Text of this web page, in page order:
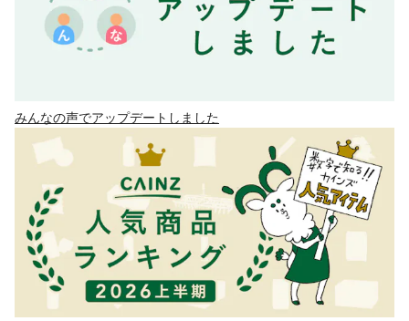
みんなの声でアップデートしました